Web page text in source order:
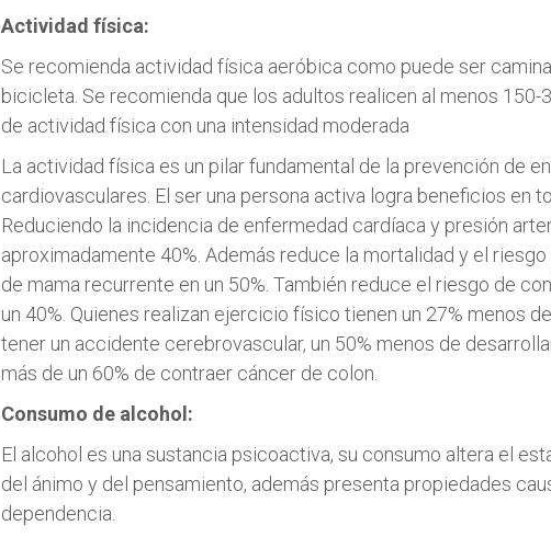
Actividad física:
Se recomienda actividad física aeróbica como puede ser
bicicleta. Se recomienda que los adultos realicen al menos 150-
de actividad física con una intensidad moderada
La actividad física es un pilar fundamental de la prevención de
cardiovasculares. El ser una persona activa logra beneficios en
Reduciendo la incidencia de enfermedad cardíaca y presión
aproximadamente 40%. Además reduce la mortalidad y el
de mama recurrente en un 50%. También reduce el riesgo de
un 40%. Quienes realizan ejercicio físico tienen un 27% menos
tener un accidente cerebrovascular, un 50% menos de
más de un 60% de contraer cáncer de colon.
Consumo de alcohol:
El alcohol es una sustancia psicoactiva, su consumo altera el
del ánimo y del pensamiento, además presenta propiedades
dependencia.